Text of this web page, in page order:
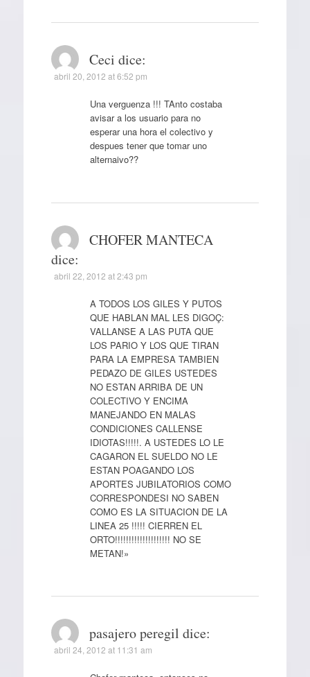
Ceci dice:
abril 20, 2012 at 6:52 pm
Una verguenza !!! TAnto costaba
avisar a los usuario para no
esperar una hora el colectivo y
despues tener que tomar uno
alternaivo??
CHOFER MANTECA
dice:
abril 22, 2012 at 2:43 pm
A TODOS LOS GILES Y PUTOS
QUE HABLAN MAL LES DIGOÇ:
VALLANSE A LAS PUTA QUE
LOS PARIO Y LOS QUE TIRAN
PARA LA EMPRESA TAMBIEN
PEDAZO DE GILES USTEDES
NO ESTAN ARRIBA DE UN
COLECTIVO Y ENCIMA
MANEJANDO EN MALAS
CONDICIONES CALLENSE
IDIOTAS!!!!!. A USTEDES LO LE
CAGARON EL SUELDO NO LE
ESTAN POAGANDO LOS
APORTES JUBILATORIOS COMO
CORRESPONDESI NO SABEN
COMO ES LA SITUACION DE LA
LINEA 25 !!!!! CIERREN EL
ORTO!!!!!!!!!!!!!!!!!!!! NO SE
METAN!»
pasajero peregil dice:
abril 24, 2012 at 11:31 am